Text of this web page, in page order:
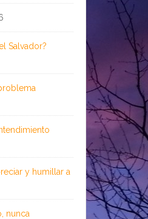
Salvador?
y humillar a
nunca